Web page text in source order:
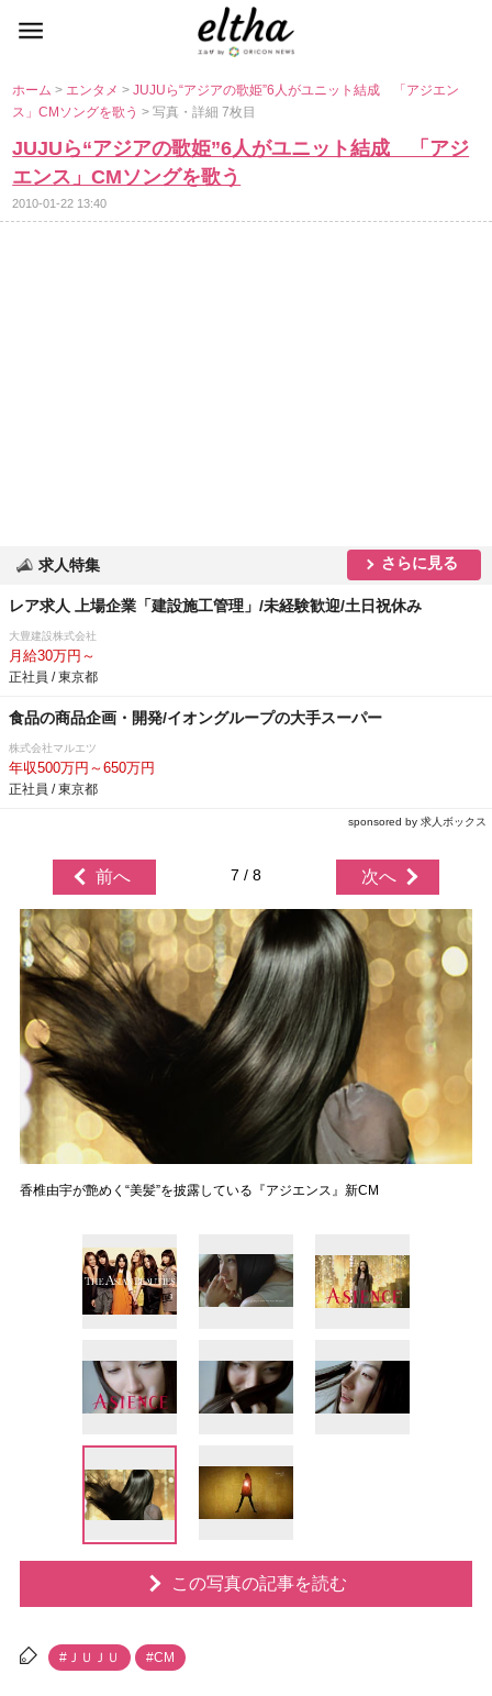
ホーム> エンタメ>JUJUら“アジアの歌姫”6人がユニット結成 「アジエン
ス」CMソングを歌う> 写真・詳細 7枚目
JUJUら“アジアの歌姫”6人がユニット結成 「アジ
エンス」CMソングを歌う
2010-01-22 13:40
求人特集 さらに見る
レア求人 上場企業「建設施工管理」/未経験歓迎/土日祝休み
大豊建設株式会社
月給30万円～
正社員 / 東京都
食品の商品企画・開発/イオングループの大手スーパー
株式会社マルエツ
年収500万円～650万円
正社員 / 東京都
sponsored by 求人ボックス
前へ 7 / 8 次へ
香椎由宇が艶めく“美髪”を披露している『アジエンス』新CM
この写真の記事を読む
#ＪＵＪＵ #CM